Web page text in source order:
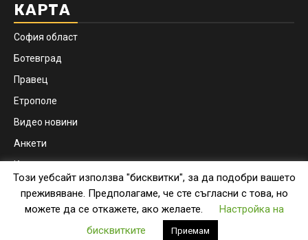
КАРТА
София област
Ботевград
Правец
Етрополе
Видео новини
Анкети
Контакти
Copyright © botevgrad.news | New Media Info Ltd
Този уебсайт използва "бисквитки", за да подобри вашето
преживяване. Предполагаме, че сте съгласни с това, но
можете да се откажете, ако желаете.
Настройка на
бисквитките
Приемам